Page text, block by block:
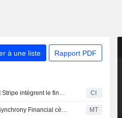
à une liste Rapport PDF
Synchrony Financial et Stripe intègrent le financement CareCredit pour les prestataires de santé et de bien-être CI
Un administrateur de Synchrony Financial cède pour 308 680 $ d'actions, selon un récent document de la SEC MT